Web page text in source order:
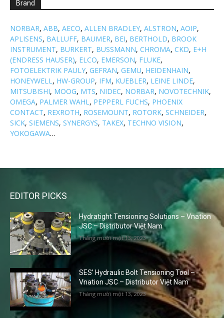
Brand
NORBAR, ABB, AECO, ALLEN BRADLEY, ALSTRON, AOIP,
APLISENS, BALLUFF, BAUMER, BEI, BERTHOLD, BROOK
INSTRUMENT, BURKERT, BUSSMANN, CHROMA, CKD, E+H
(ENDRESS HAUSER), ELCO, EMERSON, FLUKE,
FOTOELEKTRIK PAULY, GEFRAN, GEMU, HEIDENHAIN,
HONEYWELL, HW-GROUP, IFM, KUEBLER, LEINE LINDE,
MITSUBISHI, MOOG, MTS, NIDEC, NORBAR, NOVOTECHNIK,
OMEGA, PALMER WAHL, PEPPERL FUCHS, PHOENIX
CONTACT, REXROTH, ROSEMOUNT, ROTORK, SCHNEIDER,
SICK, SIEMENS, SYNERGYS, TAKEX, TECHNO VISION,
YOKOGAWA…
EDITOR PICKS
Hydratight Tensioning Solutions – Vnation
JSC – Distributor Việt Nam
Tháng mười một 13, 2023
SES’ Hydraulic Bolt Tensioning Tool –
Vnation JSC – Distributor Việt Nam
Tháng mười một 13, 2023